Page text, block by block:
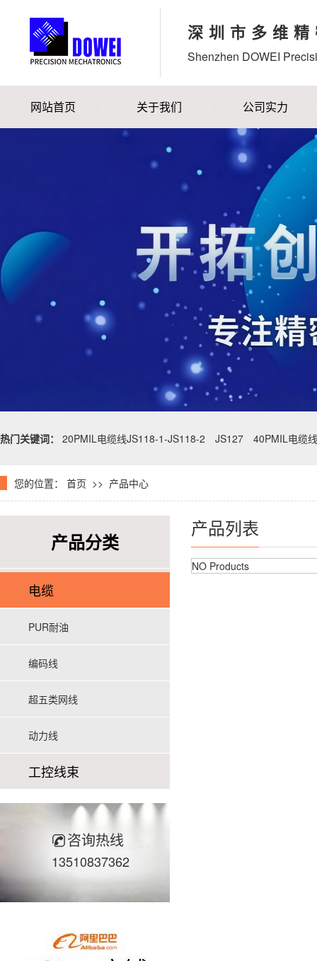
深圳市多维
Shenzhen DOWEI
网站首页 关于我们 公司实力
热门关键词： 20PMIL电缆线JS118-1-JS118-2 JS127 40PMIL电缆
您的位置： 首页 >> 产品中心
产品分类
电缆
PUR耐油
编码线
超五类网线
动力线
工控线束
咨询热线
13510837362
产品列表
NO Products